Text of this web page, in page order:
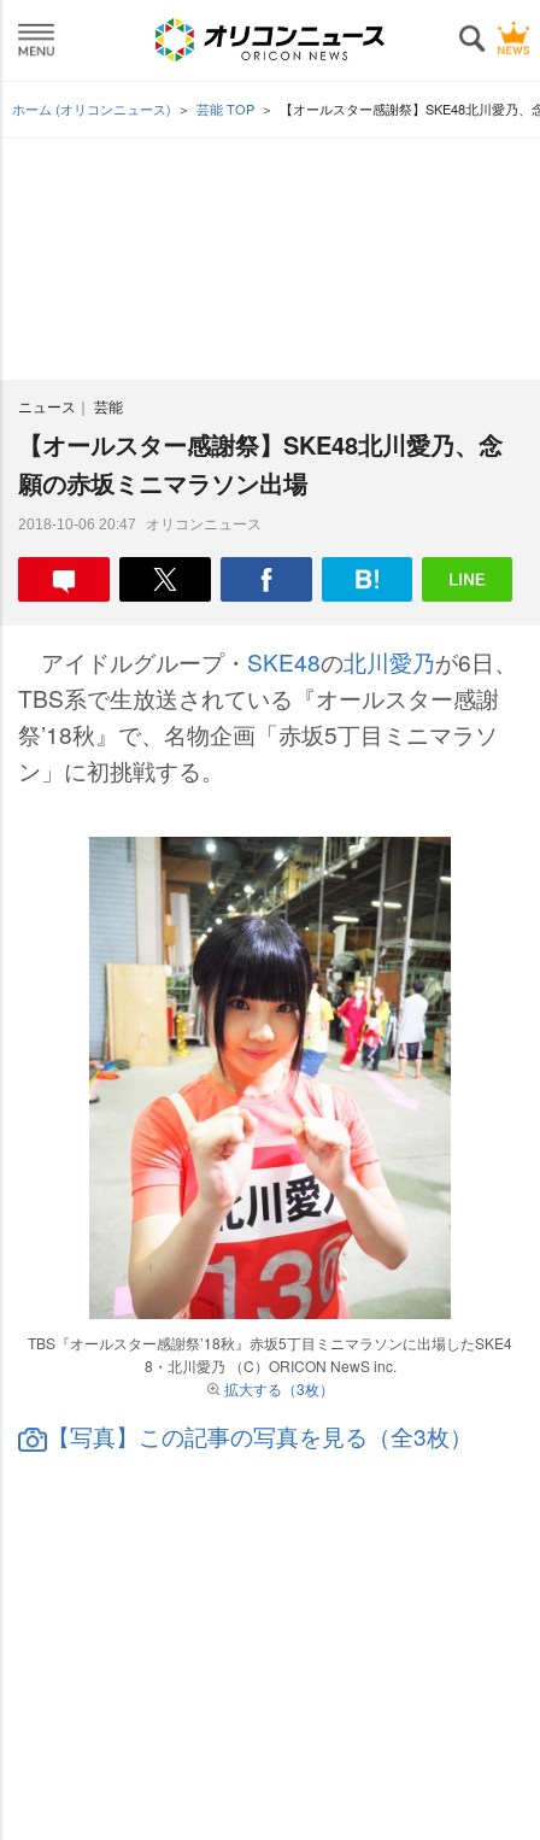
ホーム (オリコンニュース) 芸能 TOP 【オールスター感謝祭】SKE48北川愛乃
ニュース 芸能
【オールスター感謝祭】SKE48北川愛乃、念
願の赤坂ミニマラソン出場
2018-10-06 20:47 オリコンニュース
アイドルグループ・ SKE48の北川愛乃が6日、
TBS系で生放送されている『オールスター感謝
祭’18秋』で、名物企画「赤坂5丁目ミニマラソ
ン」に初挑戦する。
TBS『オールスター感謝祭’18秋』赤坂5丁目ミニマラソンに出場したSKE4
8・北川愛乃 （C）ORICON NewS inc.
拡大する（3枚）
【写真】この記事の写真を見る（全3枚）